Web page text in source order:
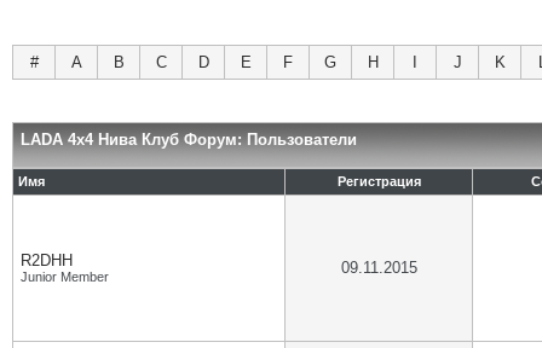
# A B C D E F G H J K
LADA 4x4 Нива Клуб Форум: Пользователи
Имя Регистрация
R2DHH
Junior Member 09.11.2015